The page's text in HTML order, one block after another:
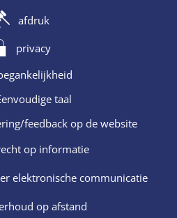
afdruk
privacy
taal
feedback op de website
op informatie
elektronische communicatie
op afstand